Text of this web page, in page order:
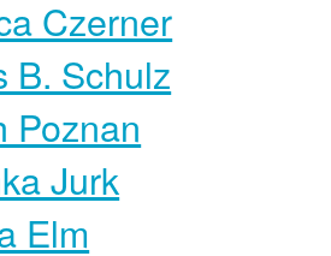
Czerner
B. Schulz
Poznan
Jurk
Elm